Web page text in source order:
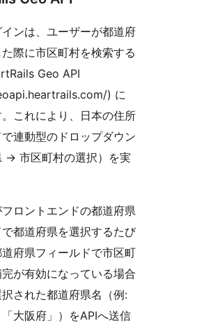
ンは、ユーザーが都道府
際に市区町村を検索する
Geo API
) に
これにより、日本の住所
連動型のドロップダウン
→ 市区町村の選択）を実
ロントエンドの都道府県
都道府県を選択するたび
府県フィールドで市区町
が有効になっている場合
された都道府県名（例:
「大阪府」）をAPIへ送信